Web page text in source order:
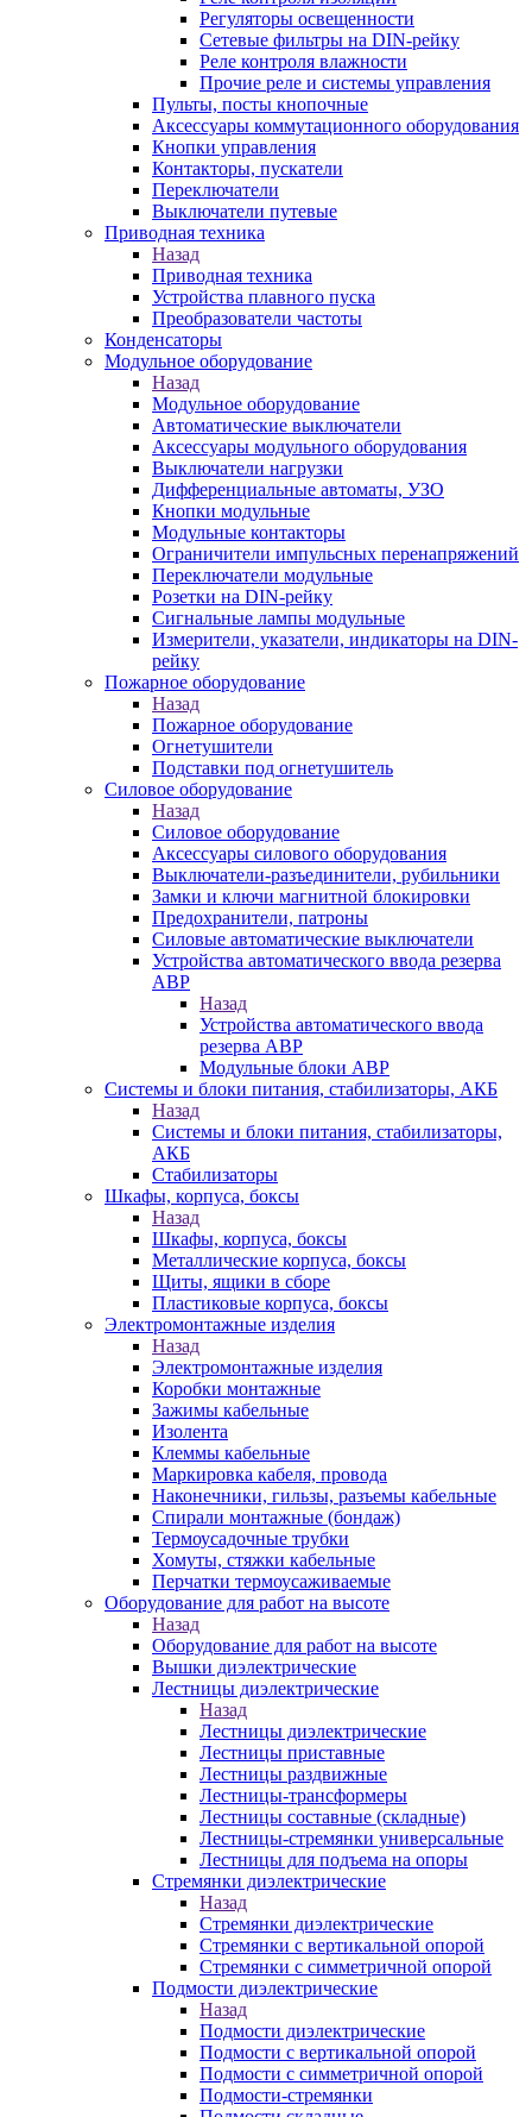
Регуляторы освещенности
Сетевые фильтры на DIN-рейку
Реле контроля влажности
Прочие реле и системы управления
Пульты, посты кнопочные
Аксессуары коммутационного оборудования
Кнопки управления
Контакторы, пускатели
Переключатели
Выключатели путевые
Приводная техника
Назад
Приводная техника
Устройства плавного пуска
Преобразователи частоты
Конденсаторы
Модульное оборудование
Назад
Модульное оборудование
Автоматические выключатели
Аксессуары модульного оборудования
Выключатели нагрузки
Дифференциальные автоматы, УЗО
Кнопки модульные
Модульные контакторы
Ограничители импульсных перенапряжений
Переключатели модульные
Розетки на DIN-рейку
Сигнальные лампы модульные
Измерители, указатели, индикаторы на DIN-
рейку
Пожарное оборудование
Назад
Пожарное оборудование
Огнетушители
Подставки под огнетушитель
Силовое оборудование
Назад
Силовое оборудование
Аксессуары силового оборудования
Выключатели-разъединители, рубильники
Замки и ключи магнитной блокировки
Предохранители, патроны
Силовые автоматические выключатели
Устройства автоматического ввода резерва
АВР
Назад
Устройства автоматического ввода
резерва АВР
Модульные блоки АВР
Системы и блоки питания, стабилизаторы, АКБ
Назад
Системы и блоки питания, стабилизаторы,
АКБ
Стабилизаторы
Шкафы, корпуса, боксы
Назад
Шкафы, корпуса, боксы
Металлические корпуса, боксы
Щиты, ящики в сборе
Пластиковые корпуса, боксы
Электромонтажные изделия
Назад
Электромонтажные изделия
Коробки монтажные
Зажимы кабельные
Изолента
Клеммы кабельные
Маркировка кабеля, провода
Наконечники, гильзы, разъемы кабельные
Спирали монтажные (бондаж)
Термоусадочные трубки
Хомуты, стяжки кабельные
Перчатки термоусаживаемые
Оборудование для работ на высоте
Назад
Оборудование для работ на высоте
Вышки диэлектрические
Лестницы диэлектрические
Назад
Лестницы диэлектрические
Лестницы приставные
Лестницы раздвижные
Лестницы-трансформеры
Лестницы составные (складные)
Лестницы-стремянки универсальные
Лестницы для подъема на опоры
Стремянки диэлектрические
Назад
Стремянки диэлектрические
Стремянки с вертикальной опорой
Стремянки с симметричной опорой
Подмости диэлектрические
Назад
Подмости диэлектрические
Подмости с вертикальной опорой
Подмости с симметричной опорой
Подмости-стремянки